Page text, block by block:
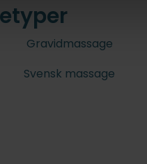
Gravidmassage
Svensk massage